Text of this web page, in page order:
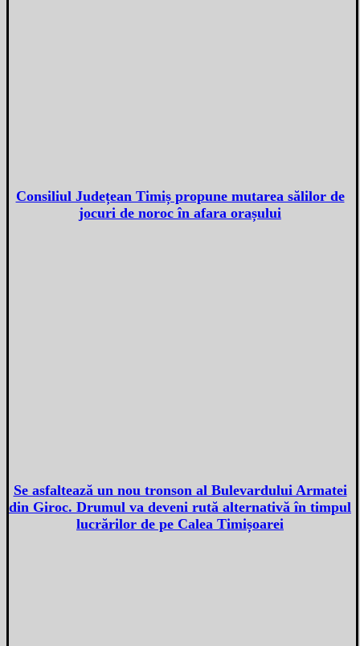
Consiliul Județean Timiș propune mutarea sălilor de
jocuri de noroc în afara orașului
Se asfaltează un nou tronson al Bulevardului Armatei
din Giroc. Drumul va deveni rută alternativă în timpul
lucrărilor de pe Calea Timișoarei